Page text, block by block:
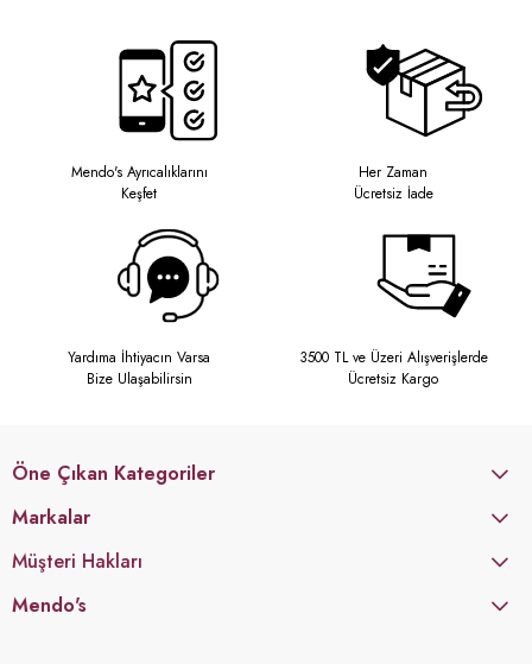
Mendo's Ayrıcalıklarını
Keşfet
Her Zaman
Ücretsiz İade
Yardıma İhtiyacın Varsa
Bize Ulaşabilirsin
3500 TL ve Üzeri Alışverişlerde
Ücretsiz Kargo
Öne Çıkan Kategoriler
Markalar
Müşteri Hakları
Mendo's